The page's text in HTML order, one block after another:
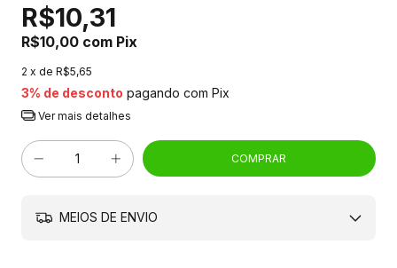
R$10,31
R$10,00 com Pix
2 x de R$5,65
3% de desconto pagando com Pix
Ver mais detalhes
MEIOS DE ENVIO